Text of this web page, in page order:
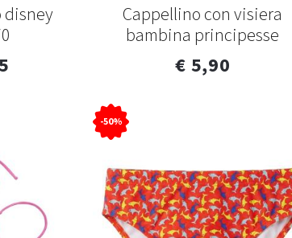
disney
Cappellino con visiera
bambina principesse
€ 5,90
-50%